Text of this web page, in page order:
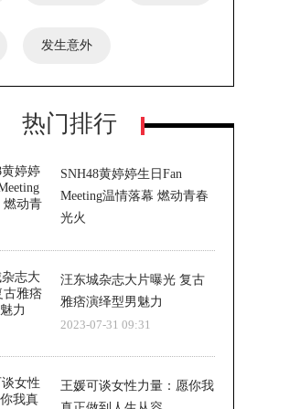
发生意外
热门排行
SNH48黄婷婷生日Fan
Meeting温情落幕 燃动青春
光火
汪东城杂志大片曝光 复古
雅痞演绎型男魅力
2023-07-31 09:31
王媛可谈女性力量：愿你我